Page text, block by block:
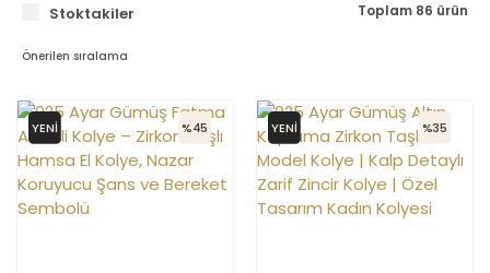
Stoktakiler Toplam 86 ürün
YENİ %45 YENİ %35